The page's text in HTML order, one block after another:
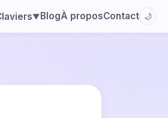
▼BlogÀ proposContact 🌙